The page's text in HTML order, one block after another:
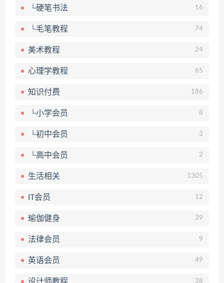
└硬笔书法 16
└毛笔教程 74
美术教程 24
心理学教程 65
知识付费 186
└小学会员 8
└初中会员 3
└高中会员 2
生活相关 1305
IT会员 12
瑜伽健身 39
法律会员 9
英语会员 49
设计师教程 38